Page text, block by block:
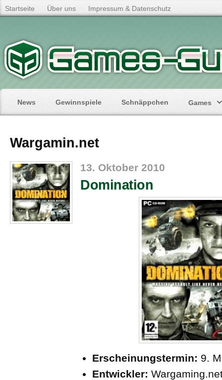
Startseite Über uns Impressum & Datenschutz
News Gewinnspiele Schnäppchen Games
Wargamin.net
13. Oktober 2010
Domination
Erscheinungstermin: 9.
Entwickler: